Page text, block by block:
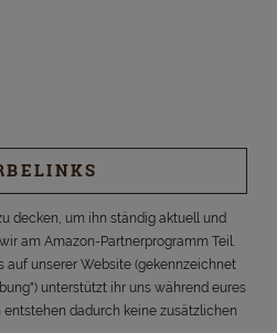
decken, um ihn ständig aktuell und
am Amazon-Partnerprogramm Teil.
auf unserer Website (gekennzeichnet
unterstützt ihr uns während eures
entstehen dadurch keine zusätzlichen